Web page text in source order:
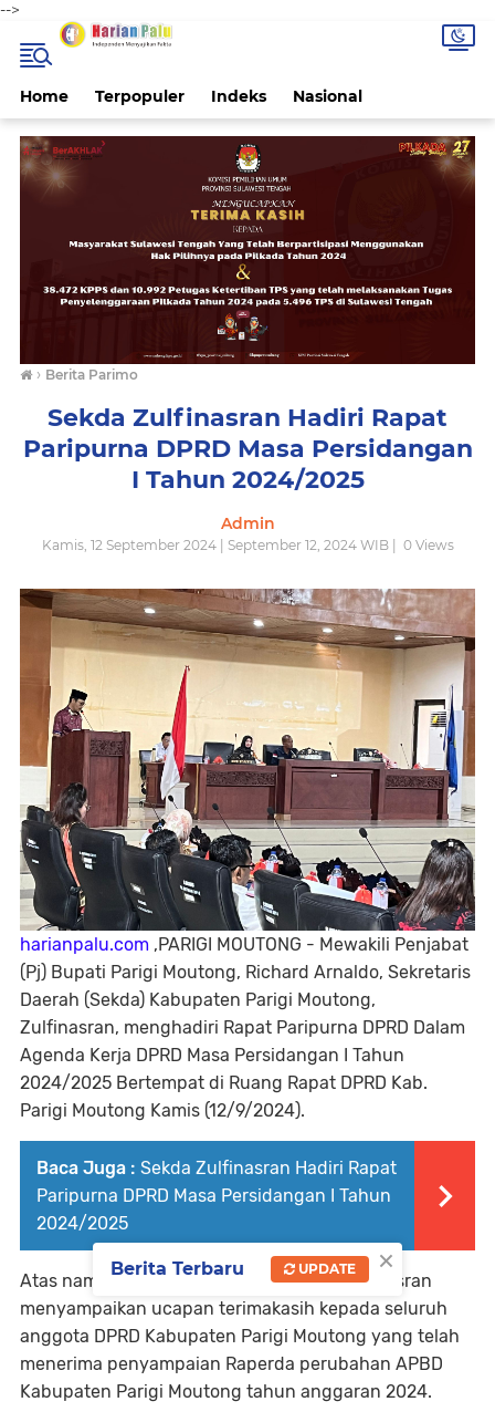
-->
Home Terpopuler Indeks Nasional
› Berita Parimo
Sekda Zulfinasran Hadiri Rapat
Paripurna DPRD Masa Persidangan
I Tahun 2024/2025
Admin
Kamis, 12 September 2024 | September 12, 2024 WIB | 0Views
harianpalu.com ,PARIGI MOUTONG - Mewakili Penjabat
(Pj) Bupati Parigi Moutong, Richard Arnaldo, Sekretaris
Daerah (Sekda) Kabupaten Parigi Moutong,
Zulfinasran, menghadiri Rapat Paripurna DPRD Dalam
Agenda Kerja DPRD Masa Persidangan I Tahun
2024/2025 Bertempat di Ruang Rapat DPRD Kab.
Parigi Moutong Kamis (12/9/2024).
Baca Juga : Sekda Zulfinasran Hadiri Rapat
Paripurna DPRD Masa Persidangan I Tahun
2024/2025
Atas nama Pemerintah Daerah, Sekda Zulfinasran
menyampaikan ucapan terimakasih kepada seluruh
anggota DPRD Kabupaten Parigi Moutong yang telah
menerima penyampaian Raperda perubahan APBD
Kabupaten Parigi Moutong tahun anggaran 2024.
×
Berita Terbaru UPDATE